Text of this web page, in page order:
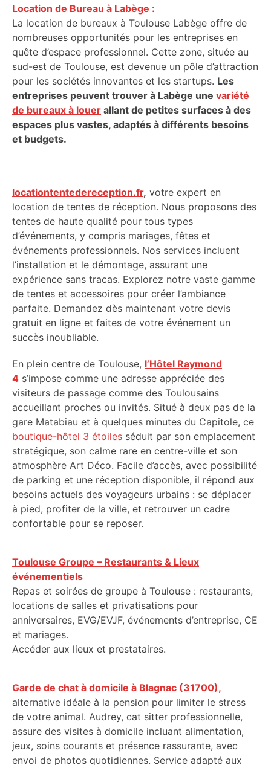
Location de Bureau à Labège :
La location de bureaux à Toulouse Labège offre de
nombreuses opportunités pour les entreprises en
quête d’espace professionnel. Cette zone, située au
sud-est de Toulouse, est devenue un pôle d’attraction
pour les sociétés innovantes et les startups. Les
entreprises peuvent trouver à Labège une variété
de bureaux à louer allant de petites surfaces à des
espaces plus vastes, adaptés à différents besoins
et budgets.
locationtentedereception.fr, votre expert en
location de tentes de réception. Nous proposons des
tentes de haute qualité pour tous types
d’événements, y compris mariages, fêtes et
événements professionnels. Nos services incluent
l’installation et le démontage, assurant une
expérience sans tracas. Explorez notre vaste gamme
de tentes et accessoires pour créer l’ambiance
parfaite. Demandez dès maintenant votre devis
gratuit en ligne et faites de votre événement un
succès inoubliable.
En plein centre de Toulouse, l’Hôtel Raymond
4 s’impose comme une adresse appréciée des
visiteurs de passage comme des Toulousains
accueillant proches ou invités. Situé à deux pas de la
gare Matabiau et à quelques minutes du Capitole, ce
boutique-hôtel 3 étoiles séduit par son emplacement
stratégique, son calme rare en centre-ville et son
atmosphère Art Déco. Facile d’accès, avec possibilité
de parking et une réception disponible, il répond aux
besoins actuels des voyageurs urbains : se déplacer
à pied, profiter de la ville, et retrouver un cadre
confortable pour se reposer.
Toulouse Groupe – Restaurants & Lieux
événementiels
Repas et soirées de groupe à Toulouse : restaurants,
locations de salles et privatisations pour
anniversaires, EVG/EVJF, événements d’entreprise, CE
et mariages.
Accéder aux lieux et prestataires.
Garde de chat à domicile à Blagnac (31700),
alternative idéale à la pension pour limiter le stress
de votre animal. Audrey, cat sitter professionnelle,
assure des visites à domicile incluant alimentation,
jeux, soins courants et présence rassurante, avec
envoi de photos quotidiennes. Service adapté aux